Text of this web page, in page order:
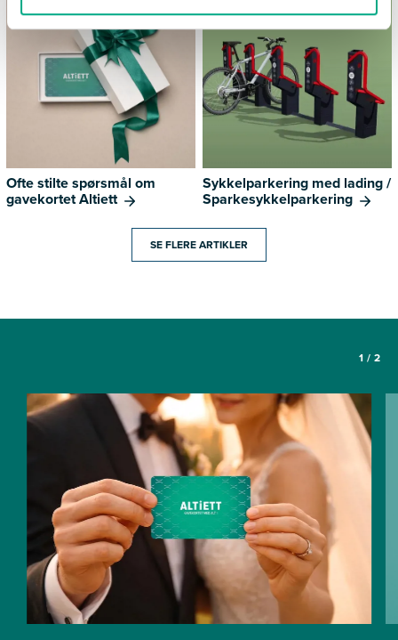
Ofte stilte spørsmål om
gavekortet Altiett
Sykkelparkering med lading /
Sparkesykkelparkering
SE FLERE ARTIKLER
1 / 2